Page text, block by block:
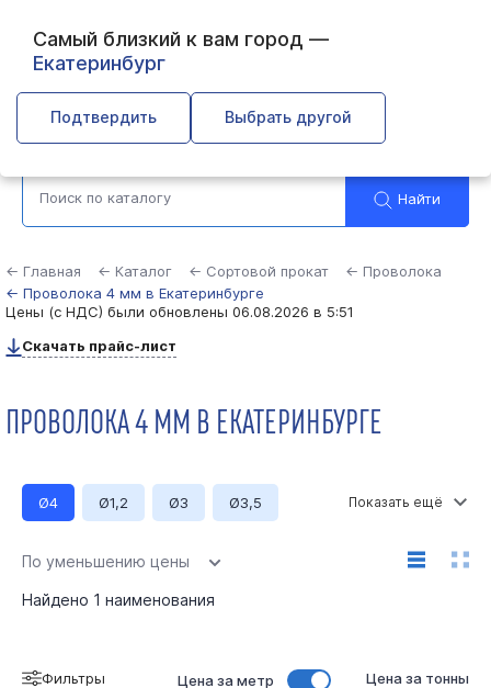
Самый близкий к вам город —
Екатеринбург
Подтвердить Выбрать другой
Выберите город
Найти
← Главная ← Каталог ← Сортовой прокат
← Проволока
← Проволока 4 мм в Екатеринбурге
Цены (с НДС) были обновлены 06.08.2026 в 5:51
Скачать прайс-лист
ПРОВОЛОКА 4 ММ В ЕКАТЕРИНБУРГЕ
Ø4 Ø1,2 Ø3 Ø3,5
Ø5
Ø6
По уменьшению цены
Найдено 1 наименования
Фильтры Цена за метр Цена за тонны